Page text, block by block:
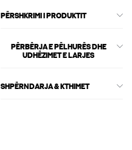
PËRSHKRIMI I PRODUKTIT
PËRBËRJA E PËLHURËS DHE
UDHËZIMET E LARJES
SHPËRNDARJA & KTHIMET